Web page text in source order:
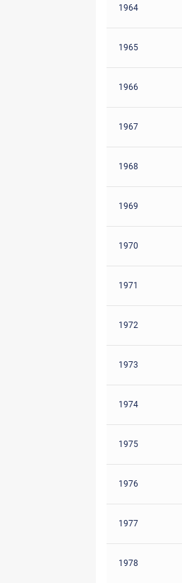
1964
1965
1966
1967
1968
1969
1970
1971
1972
1973
1974
1975
1976
1977
1978